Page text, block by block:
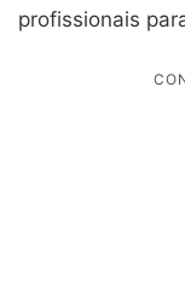
profissionais